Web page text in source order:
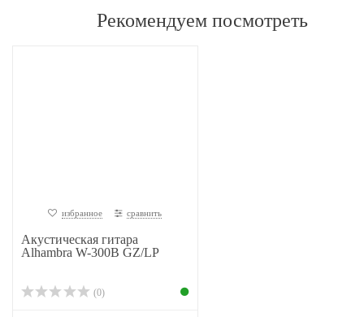
Рекомендуем посмотреть
избранное сравнить
Акустическая гитара
Alhambra W-300B GZ/LP
(0)